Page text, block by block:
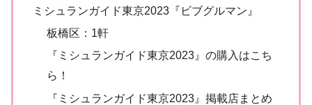
ミシュランガイド東京2023『ビブグルマン』
板橋区：1軒
『ミシュランガイド東京2023』の購入はこち
ら！
『ミシュランガイド東京2023』掲載店まとめ